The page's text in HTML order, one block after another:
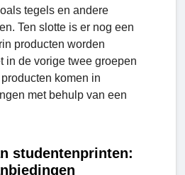
tegels en andere
Ten slotte is er nog een
producten worden
in de vorige twee groepen
komen in
met behulp van een
studentenprinten: